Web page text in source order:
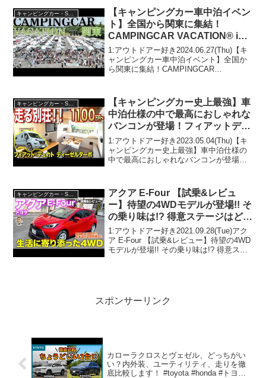
は注目です！3:アウトド...
【キャンピングカー車中泊イベン
ト】全国から関東に集結！
CAMPINGCAR VACATION® in
関東
1:アウトドアー好き2024.06.27(Thu)【キ
ャンピングカー車中泊イベント】全国か
ら関東に集結！CAMPINGCAR
好き2024.06.27(T...
キャンピングカー・SUV人気車種
【キャンピングカー史上最強】車
中泊仕様の中で最高におしゃれな
バンコンが登場！フィアットデュ
カトキャンピングカー【RVラン
ド】
1:アウトドアー好き2023.05.04(Thu)【キ
ャンピングカー史上最強】車中泊仕様の
中で最高におしゃれなバンコンが登場！
見逃さないで！！2:アウトドアー好き
202...
アクア E-Four 【試乗&レビュ
ー】待望の4WDモデルが登場!! そ
の乗り味は!? 得意ステージはど
こ!? TOYOTA AQUA E-CarLife
with 五味やすたか
1:アウトドアー好き2021.09.28(Tue)アク
ア E-Four 【試乗&レビュー】待望の4WD
モデルが登場!! その乗り味は!? 得意ステ
スポンサーリンク
カローラクロスとヴェゼル、どっちがい
い？内外装、ユーティリティ、走りを徹
底比較します！ #toyota #honda #トヨタ